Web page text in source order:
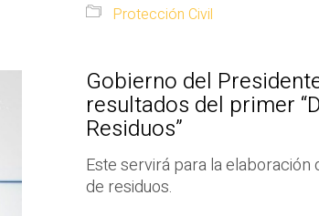
Protección Civil
Gobierno del
resultados del primer
Residuos”
Este servirá para la
de residuos.